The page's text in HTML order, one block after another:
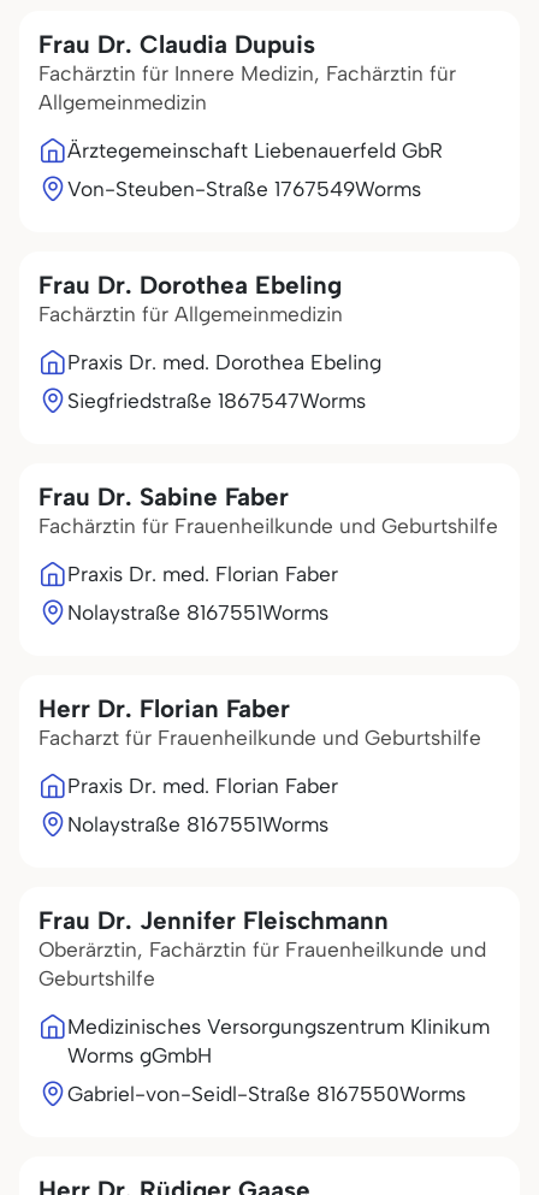
Frau Dr. Claudia Dupuis
Fachärztin für Innere Medizin, Fachärztin für
Allgemeinmedizin
Ärztegemeinschaft Liebenauerfeld GbR
Von-Steuben-Straße 1767549Worms
Frau Dr. Dorothea Ebeling
Fachärztin für Allgemeinmedizin
Praxis Dr. med. Dorothea Ebeling
Siegfriedstraße 1867547Worms
Frau Dr. Sabine Faber
Fachärztin für Frauenheilkunde und Geburtshilfe
Praxis Dr. med. Florian Faber
Nolaystraße 8167551Worms
Herr Dr. Florian Faber
Facharzt für Frauenheilkunde und Geburtshilfe
Praxis Dr. med. Florian Faber
Nolaystraße 8167551Worms
Frau Dr. Jennifer Fleischmann
Oberärztin, Fachärztin für Frauenheilkunde und
Geburtshilfe
Medizinisches Versorgungszentrum Klinikum
Worms gGmbH
Gabriel-von-Seidl-Straße 8167550Worms